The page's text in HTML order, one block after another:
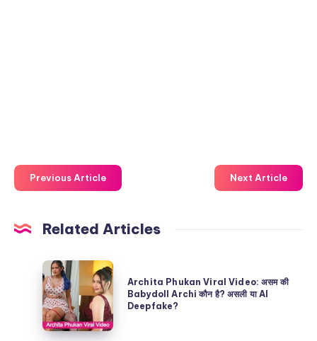
Previous Article Next Article
Related Articles
Archita
Phukan
Viral
Video:
Archita Phukan Viral Video: असम की
Babydoll Archi कौन है? असली या AI
Deepfake?